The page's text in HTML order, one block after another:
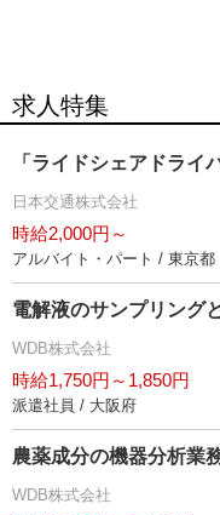
求人特集
「ライドシェアドライ
日本交通株式会社
時給2,000円～
アルバイト・パート / 東京都
電解液のサンプリング
WDB株式会社
時給1,750円～1,850円
派遣社員 / 大阪府
農薬成分の機器分析業
WDB株式会社